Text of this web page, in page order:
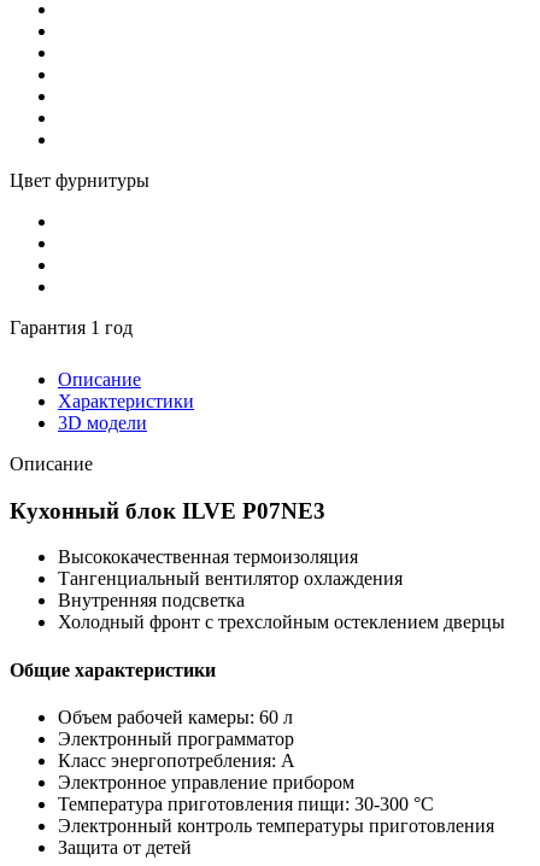
Цвет фурнитуры
Гарантия 1 год
Описание
Характеристики
3D модели
Описание
Кухонный блок ILVE P07NE3
Высококачественная термоизоляция
Тангенциальный вентилятор охлаждения
Внутренняя подсветка
Холодный фронт с трехслойным остеклением дверцы
Общие характеристики
Объем рабочей камеры: 60 л
Электронный программатор
Класс энергопотребления: A
Электронное управление прибором
Температура приготовления пищи: 30-300 °C
Электронный контроль температуры приготовления
Защита от детей